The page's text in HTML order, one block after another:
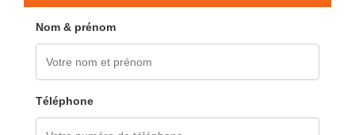
Nom & prénom
Téléphone